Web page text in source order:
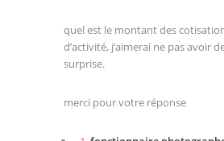
quel est le montant des
d’activité, j’aimerai ne pas avoir
surprise.
merci pour votre réponse